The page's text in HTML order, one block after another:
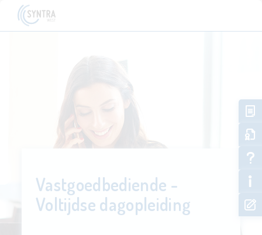
Vastgoedbediende -
Voltijdse dagopleiding